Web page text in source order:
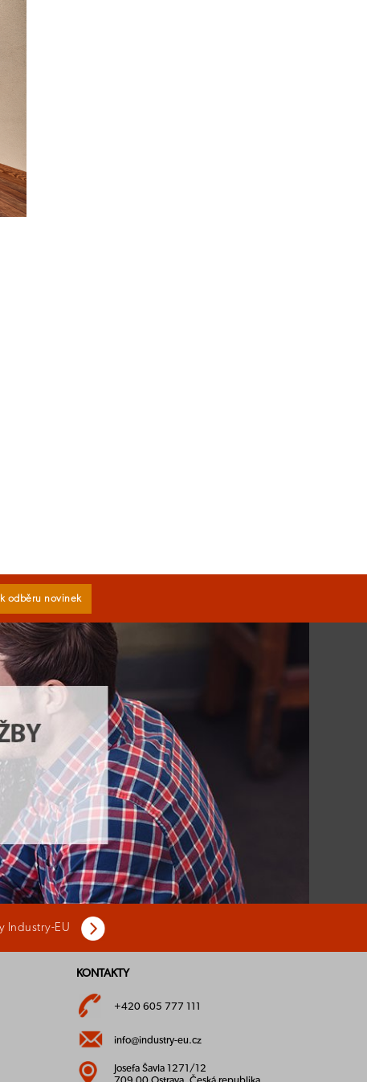
odběru novinek
Industry-EU
KONTAKTY
+420 605 777 111
info@industry-eu.cz
Josefa Šavla 1271/12